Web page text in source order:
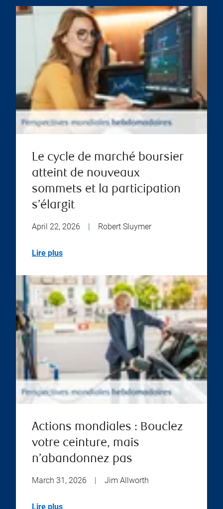
Le cycle de marché boursier
atteint de nouveaux
sommets et la participation
s’élargit
April 22, 2026 Robert Sluymer
Lire plus
Actions mondiales : Bouclez
votre ceinture, mais
n’abandonnez pas
March 31, 2026 | Jim Allworth
Lire plus